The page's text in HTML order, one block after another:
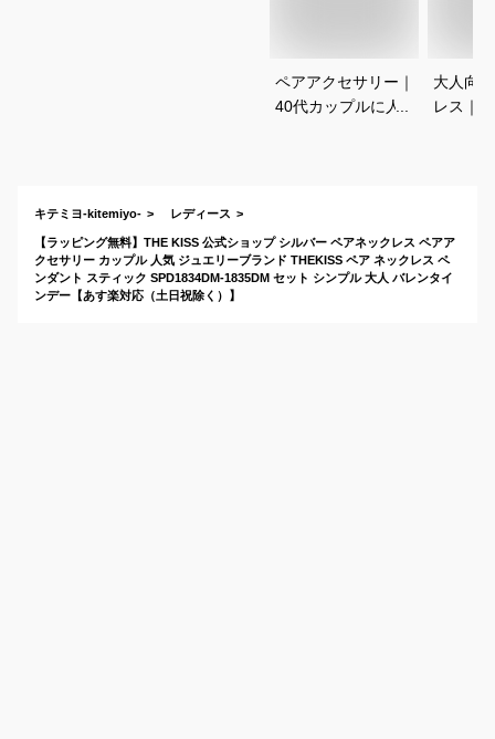
ペアアクセサリー｜
40代カップルに人
大人向
レス｜
キテミヨ-kitemiyo- レディース
【ラッピング無料】THE KISS 公式ショップ シルバー ペアネックレス ペアア
クセサリー カップル 人気 ジュエリーブランド THEKISS ペア ネックレス ペ
ンダント スティック SPD1834DM-1835DM セット シンプル 大人 バレンタイ
ンデー【あす楽対応（土日祝除く）】